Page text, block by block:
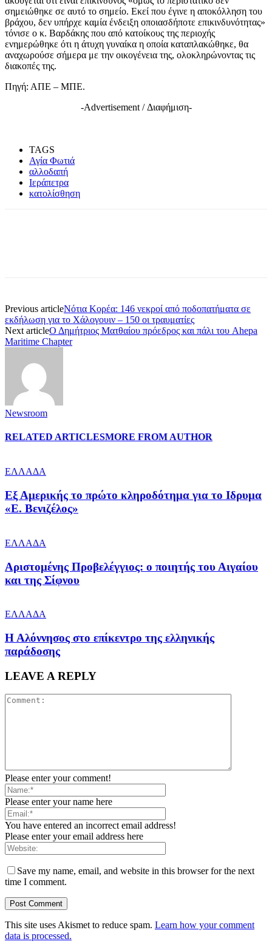
σημειώθηκε σε αυτό το σημείο. Εκεί που έγινε η αποκόλληση του
βράχου, δεν υπήρχε καμία ένδειξη οποιασδήποτε επικινδυνότητας»
τόνισε ο κ. Βαρδάκης που από κατοίκους της περιοχής
ενημερώθηκε ότι η άτυχη γυναίκα η οποία καταπλακώθηκε, θα
αναχωρούσε σήμερα με την οικογένεια της, ολοκληρώνοντας τις
διακοπές της.
Πηγή: ΑΠΕ – ΜΠΕ.
-Advertisement / Διαφήμιση-
TAGS
Αγία Φωτιά
αλλοδαπή
Ιεράπετρα
κατολίσθηση
Previous articleΝότια Κορέα: 146 νεκροί από ποδοπατήματα σε
εκδήλωση για το Χάλογουιν – 150 οι τραυματίες
Next articleΟ Δημήτριος Ματθαίου πρόεδρος και πάλι του Ahepa
Maritime Chapter
Newsroom
RELATED ARTICLESMORE FROM AUTHOR
ΕΛΛΑΔΑ
Εξ Αμερικής το πρώτο κληροδότημα για το Ιδρυμα
«Ε. Βενιζέλος»
ΕΛΛΑΔΑ
Αριστομένης Προβελέγγιος: ο ποιητής του Αιγαίου
και της Σίφνου
ΕΛΛΑΔΑ
Η Αλόννησος στο επίκεντρο της ελληνικής
παράδοσης
LEAVE A REPLY
Please enter your comment!
Please enter your name here
You have entered an incorrect email address!
Please enter your email address here
Save my name, email, and website in this browser for the next
time I comment.
This site uses Akismet to reduce spam. Learn how your comment
data is processed.